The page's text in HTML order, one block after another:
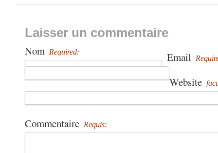
Laisser un commentaire
Nom Required: Email
Website
Commentaire Requis: